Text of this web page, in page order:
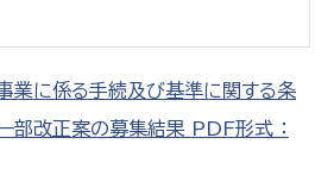
業に係る手続及び基準に関する条
部改正案の募集結果 PDF形式 ：